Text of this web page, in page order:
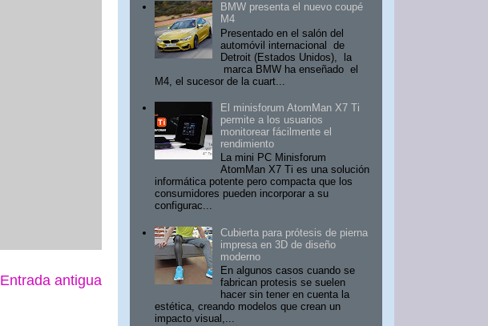
Entrada antigua
BMW presenta el nuevo coupé
M4
Presentado en el salón del
automóvil internacional de
Detroit (Estados Unidos), la
marca BMW ha enseñado el
M4, el sucesor de la cuart...
El minisforum AtomMan X7 Ti
permite a los usuarios
monitorear fácilmente el
rendimiento
La mini PC Minisforum
AtomMan X7 Ti es una solución
informática potente pero compacta que los
consumidores pueden incorporar a su
configurac...
Cubierta para prótesis de pierna
impresa en 3D de diseño
moderno
En algunos casos cuando se
fabrican protesis se suelen
hacer sin tener en cuenta la
estética, creando modelos que crean un
impacto visual,...